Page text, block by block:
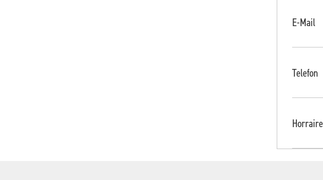
E-Mail
Telefon
Horraire